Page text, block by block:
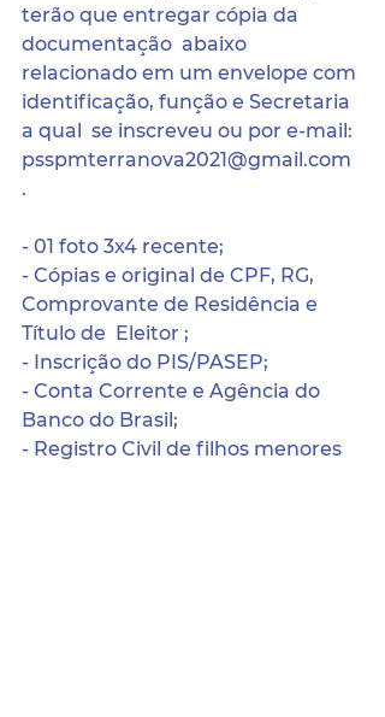
terão que entregar cópia da
documentação  abaixo
relacionado em um envelope com
identificação, função e Secretaria
a qual  se inscreveu ou por e-mail:
psspmterranova2021@gmail.com
.
- 01 foto 3x4 recente;
- Cópias e original de CPF, RG,
Comprovante de Residência e
Título de  Eleitor ;
- Inscrição do PIS/PASEP;
- Conta Corrente e Agência do
Banco do Brasil;
- Registro Civil de filhos menores